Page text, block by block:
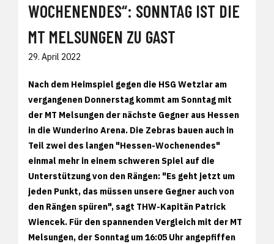
WOCHENENDES“: SONNTAG IST DIE
MT MELSUNGEN ZU GAST
29. April 2022
Nach dem Heimspiel gegen die HSG Wetzlar am
vergangenen Donnerstag kommt am Sonntag mit
der MT Melsungen der nächste Gegner aus Hessen
in die Wunderino Arena. Die Zebras bauen auch in
Teil zwei des langen "Hessen-Wochenendes"
einmal mehr in einem schweren Spiel auf die
Unterstützung von den Rängen: "Es geht jetzt um
jeden Punkt, das müssen unsere Gegner auch von
den Rängen spüren", sagt THW-Kapitän Patrick
Wiencek. Für den spannenden Vergleich mit der MT
Melsungen, der Sonntag um 16:05 Uhr angepfiffen